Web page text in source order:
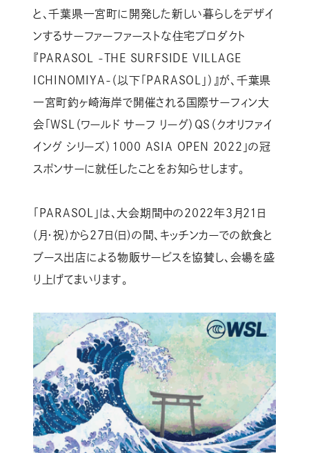
と、千葉県一宮町に開発した新しい暮らしをデザイ
ンするサーファーファーストな住宅プロダクト
『PARASOL -THE SURFSIDE VILLAGE
ICHINOMIYA-（以下「PARASOL」）』が、千葉県
一宮町釣ヶ崎海岸で開催される国際サーフィン大
会「WSL（ワールド サーフ リーグ）QS（クオリファイ
イング シリーズ）1000 ASIA OPEN 2022」の冠
スポンサーに就任したことをお知らせします。
「PARASOL」は、大会期間中の2022年3月21日
(月・祝)から27日(日)の間、キッチンカーでの飲食と
ブース出店による物販サービスを協賛し、会場を盛
り上げてまいります。